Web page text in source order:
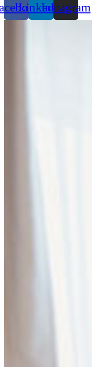
LinkedinInstagram